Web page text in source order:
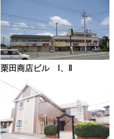
栗田商店ビル Ⅰ、Ⅱ